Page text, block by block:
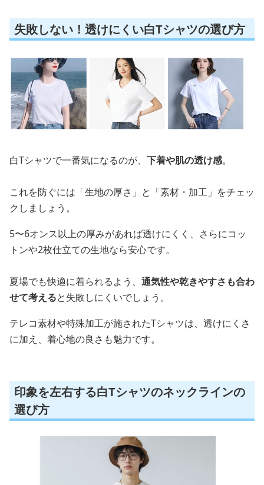
失敗しない！透けにくい白Tシャツの選び方
白Tシャツで一番気になるのが、 下着や肌の透け感。
これを防ぐには「生地の厚さ」と「素材・加工」をチェッ
クしましょう。
5〜6オンス以上の厚みがあれば透けにくく、さらにコッ
トンや2枚仕立ての生地なら安心です。
夏場でも快適に着られるよう、 通気性や乾きやすさも合わ
せて考えると失敗しにくいでしょう。
テレコ素材や特殊加工が施されたTシャツは、透けにくさ
に加え、着心地の良さも魅力です。
印象を左右する白Tシャツのネックラインの
選び方